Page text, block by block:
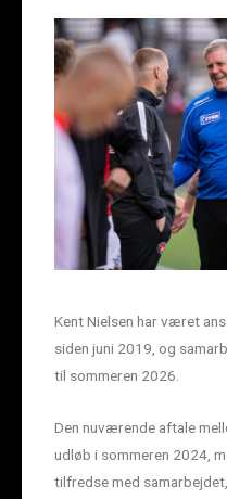
Kent Nielsen har været
siden juni 2019, og
til sommeren 2026.
Den nuværende aftale
udløb i sommeren 2024,
tilfredse med